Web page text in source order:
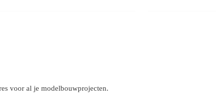
voor al je modelbouwprojecten.